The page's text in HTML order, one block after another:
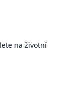
na životní